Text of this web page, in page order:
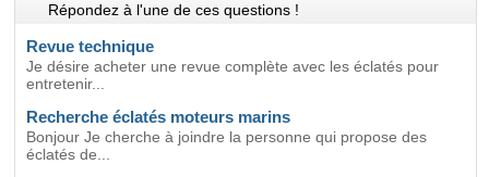
Répondez à l'une de ces questions !
Revue technique
Je désire acheter une revue complète avec les éclatés pour
entretenir...
Recherche éclatés moteurs marins
Bonjour Je cherche à joindre la personne qui propose des
éclatés de...